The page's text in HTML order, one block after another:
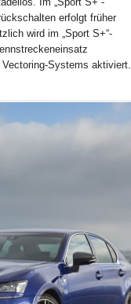
erfolgt früher
wird im „Sport S+“-
Vectoring-Systems aktiviert.